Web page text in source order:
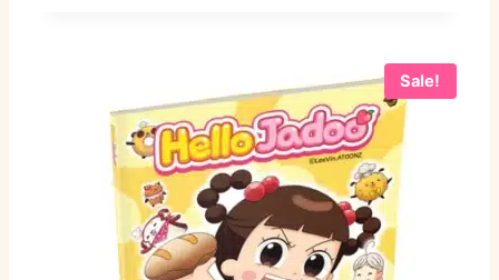
Sale!